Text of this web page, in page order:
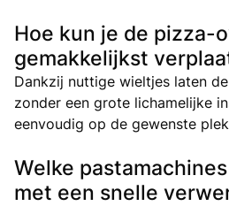
Hoe kun je de pizza-
gemakkelijkst
Dankzij nuttige wieltjes laten
zonder een grote lichamelijke
eenvoudig op de gewenste
Welke
met een snelle